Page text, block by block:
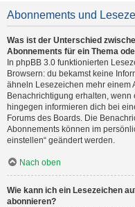
Abonnements und
Was ist der Unterschied
Abonnements für ein Thema
In phpBB 3.0 funktionierten
Browsern: du bekamst keine
ähneln Lesezeichen mehr einem
Benachrichtigung erhalten,
hingegen informieren dich bei
Forums des Boards. Die
Abonnements können im
einstellen“ geändert werden.
Nach oben
Wie kann ich ein Lesezeichen
abonnieren?